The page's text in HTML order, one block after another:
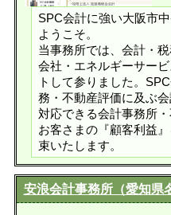
SPC会計に強い大阪市
ようこそ。
当事務所では、会計・
会社・エネルギーサー
トして参りました。
務・不動産評価に及ぶ
対応できる会計事務所
お客さまの『顧客利益
束いたします。
安浪会計事務所（愛知県